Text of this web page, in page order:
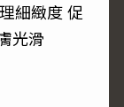
細緻度 促
光滑